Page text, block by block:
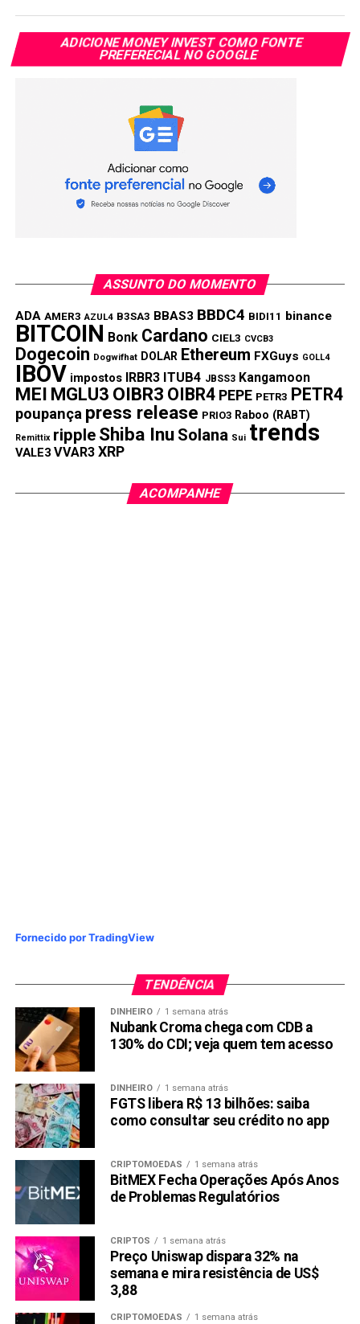
ADICIONE MONEY INVEST COMO FONTE
PREFERECIAL NO GOOGLE
ASSUNTO DO MOMENTO
ADA AMER3 AZUL4 B3SA3 BBAS3 BBDC4 BIDI11 binance
BITCOIN Bonk Cardano CIEL3 CVCB3
Dogecoin Dogwifhat DOLAR Ethereum FXGuys GOLL4
IBOV impostos IRBR3 ITUB4 JBSS3 Kangamoon
MEI MGLU3 OIBR3 OIBR4 PEPE PETR3 PETR4
poupança press release PRIO3 Raboo (RABT)
Remittix ripple Shiba Inu Solana Sui trends
VALE3 VVAR3 XRP
ACOMPANHE
Fornecido por TradingView
TENDÊNCIA
DINHEIRO 1 semana atrás
Nubank Croma chega com CDB a
130% do CDI; veja quem tem acesso
DINHEIRO 1 semana atrás
FGTS libera R$ 13 bilhões: saiba
como consultar seu crédito no app
CRIPTOMOEDAS 1 semana atrás
BitMEX Fecha Operações Após Anos
de Problemas Regulatórios
CRIPTOS 1 semana atrás
Preço Uniswap dispara 32% na
semana e mira resistência de US$
3,88
CRIPTOMOEDAS 1 semana atrás